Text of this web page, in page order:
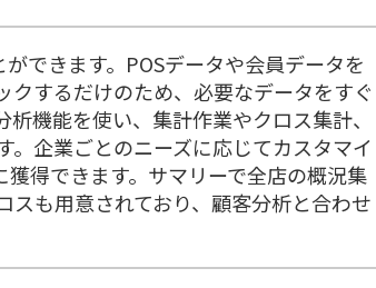
できます。POSデータや会員データを
するだけのため、必要なデータをすぐ
機能を使い、集計作業やクロス集計、
企業ごとのニーズに応じてカスタマイ
得できます。サマリーで全店の概況集
も用意されており、顧客分析と合わせ